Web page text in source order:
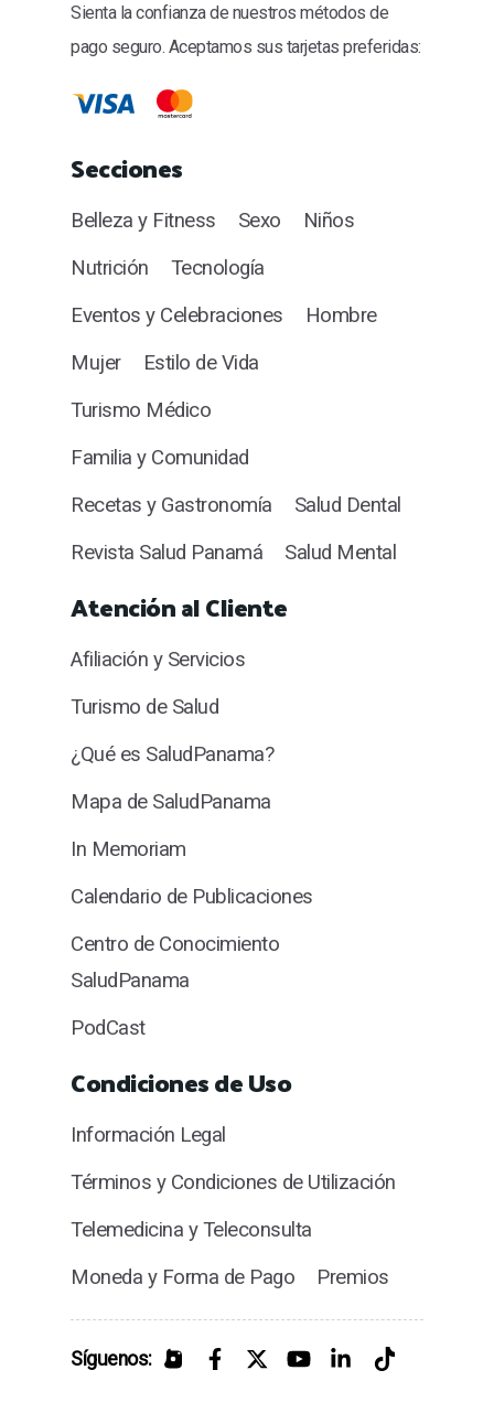
Sienta la confianza de nuestros métodos de
pago seguro. Aceptamos sus tarjetas preferidas:
Secciones
Belleza y Fitness Sexo
Niños
Nutrición
Tecnología
Eventos y Celebraciones
Hombre
Mujer
Estilo de Vida
Turismo Médico
Familia y Comunidad
Recetas y Gastronomía
Salud Dental
Revista Salud Panamá
Salud Mental
Atención al Cliente
Afiliación y Servicios
Turismo de Salud
¿Qué es SaludPanama?
Mapa de SaludPanama
In Memoriam
Calendario de Publicaciones
Centro de Conocimiento
SaludPanama
PodCast
Condiciones de Uso
Información Legal
Términos y Condiciones de Utilización
Telemedicina y Teleconsulta
Moneda y Forma de Pago
Premios
Síguenos: